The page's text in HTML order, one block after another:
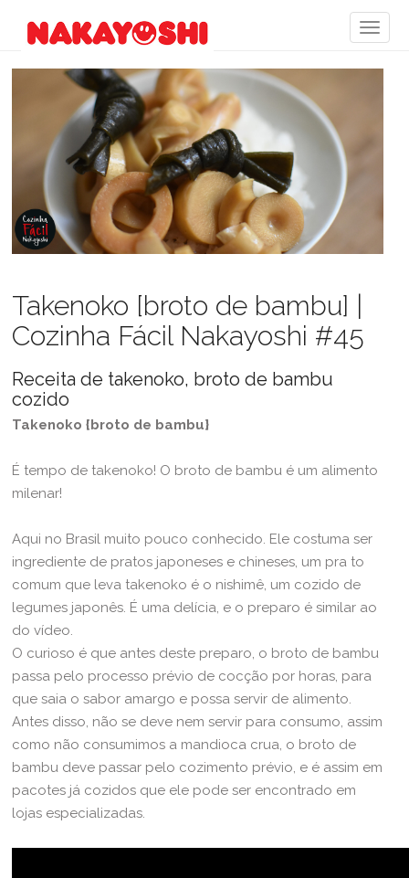
Takenoko [broto de bambu] |
Cozinha Fácil Nakayoshi #45
Receita de takenoko, broto de bambu
cozido
Takenoko {broto de bambu}
É tempo de takenoko! O broto de bambu é um alimento
milenar!
Aqui no Brasil muito pouco conhecido. Ele costuma ser
ingrediente de pratos japoneses e chineses, um pra to
comum que leva takenoko é o nishimê, um cozido de
legumes japonês. É uma delícia, e o preparo é similar ao
do vídeo.
O curioso é que antes deste preparo, o broto de bambu
passa pelo processo prévio de cocção por horas, para
que saia o sabor amargo e possa servir de alimento.
Antes disso, não se deve nem servir para consumo, assim
como não consumimos a mandioca crua, o broto de
bambu deve passar pelo cozimento prévio, e é assim em
pacotes já cozidos que ele pode ser encontrado em
lojas especializadas.